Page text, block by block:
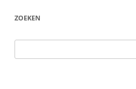
ZOEKEN
naar: